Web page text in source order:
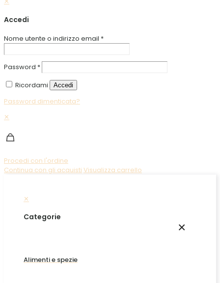
Accedi
Nome utente o indirizzo email *
Password *
Ricordami
Accedi
Password dimenticata?
✕
Procedi con l'ordine
Continua con gli acquisti Visualizza carrello
✕
×
Categorie
Alimenti e spezie